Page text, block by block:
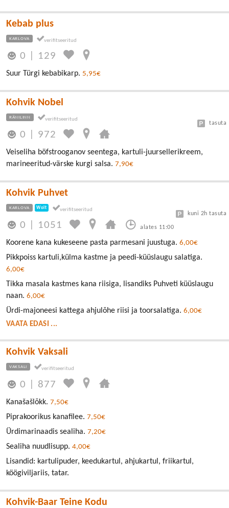
Kebab plus
KARLOVA
0 129
Suur Türgi kebabikarp. 5,95€
Kohvik Nobel
RÄNILINN
0 972
tasuta
Veiseliha böfstrooganov seentega, kartuli-juursellerikreem,
marineeritud-värske kurgi salsa. 7,90€
Kohvik Puhvet
KARLOVA Wolt
0 1051 alates 11:00
kuni 2h tasuta
Koorene kana kukeseene pasta parmesani juustuga. 6,00€
Pikkpoiss kartuli,külma kastme ja peedi-küüslaugu salatiga.
6,00€
Tikka masala kastmes kana riisiga, lisandiks Puhveti küüslaugu
naan. 6,00€
Ürdi-majoneesi kattega ahjulõhe riisi ja toorsalatiga. 6,00€
VAATA EDASI ...
Kohvik Vaksali
VAKSALI
0 877
Kanašašlõkk. 7,50€
Piprakoorikus kanafilee. 7,50€
Ürdimarinaadis sealiha. 7,20€
Sealiha nuudlisupp. 4,00€
Lisandid: kartulipuder, keedukartul, ahjukartul, friikartul,
köögiviljariis, tatar.
Kohvik-Baar Teine Kodu